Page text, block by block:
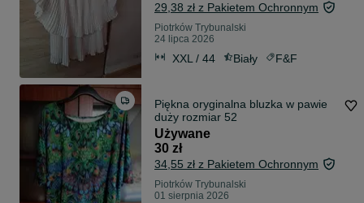
29,38 zł z Pakietem Ochronnym
Piotrków Trybunalski
24 lipca 2026
XXL / 44 Biały F&F
Piękna oryginalna bluzka w pawie
duży rozmiar 52
Używane
30 zł
34,55 zł z Pakietem Ochronnym
Piotrków Trybunalski
01 sierpnia 2026